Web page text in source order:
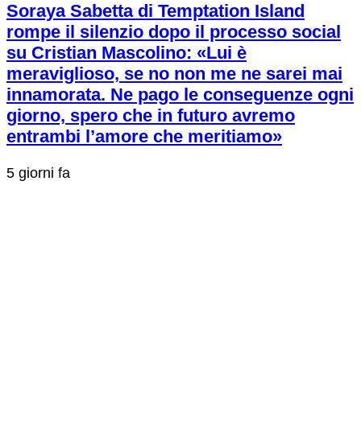
Soraya Sabetta di Temptation Island
rompe il silenzio dopo il processo social
su Cristian Mascolino: «Lui è
meraviglioso, se no non me ne sarei mai
innamorata. Ne pago le conseguenze ogni
giorno, spero che in futuro avremo
entrambi l’amore che meritiamo»
5 giorni fa